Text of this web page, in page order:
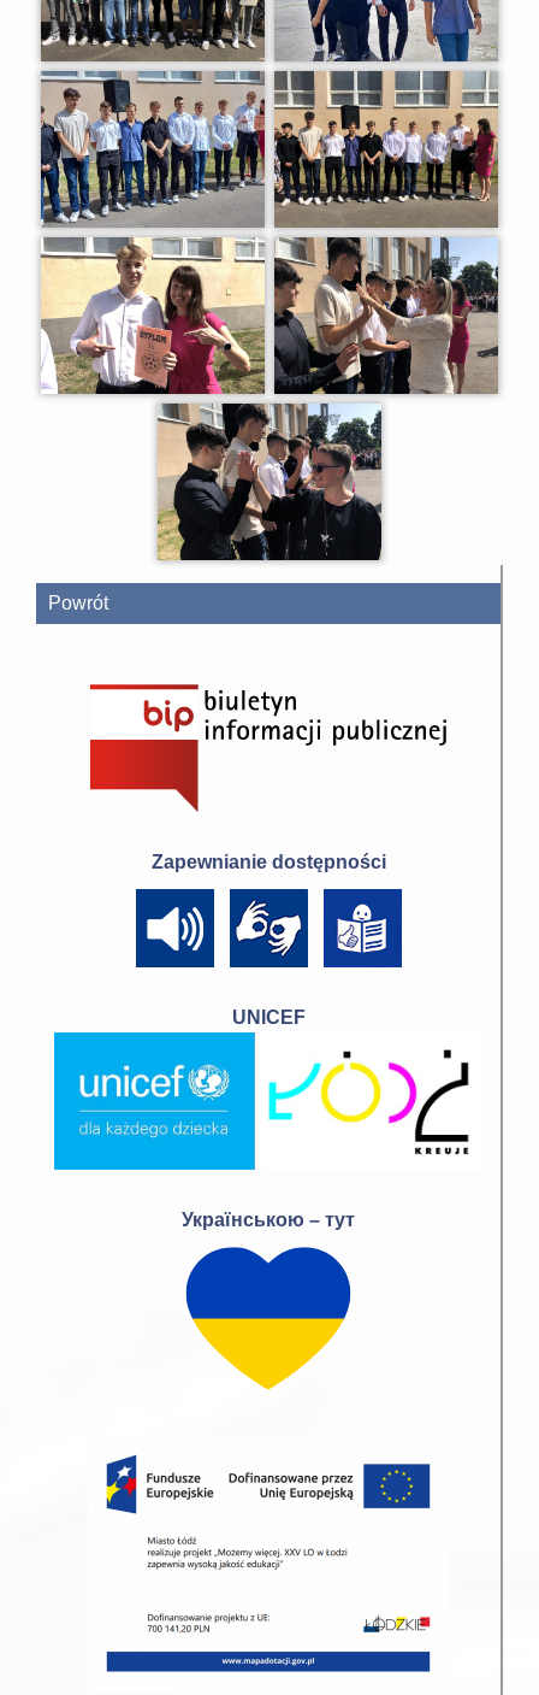
Powrót
Zapewnianie dostępności
UNICEF
Українською – тут